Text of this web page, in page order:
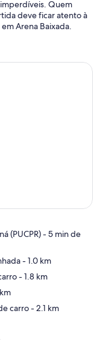
Quem
deve ficar atento à
Arena Baixada.
(PUCPR)- 5 min de
- 1.0 km
- 1.8 km
carro- 2.1 km